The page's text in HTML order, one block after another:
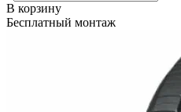
В корзину
Бесплатный монтаж